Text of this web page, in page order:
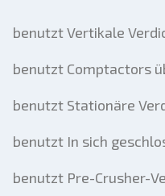
benutzt Vertikale
benutzt Comptactors
benutzt Stationäre
benutzt In sich
benutzt Pre-Crusher-